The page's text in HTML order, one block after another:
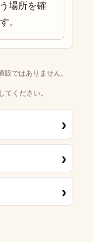
場所を確
。
販ではありません。
ください。
›
›
›